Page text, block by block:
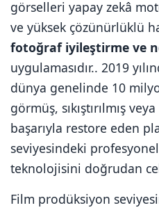
görselleri yapay zekâ
ve yüksek çözünürlüklü
fotoğraf iyileştirme ve
uygulamasıdır.. 2019
dünya genelinde 10
görmüş, sıkıştırılmış
başarıyla restore eden
seviyesindeki
teknolojisini doğrudan
Film prodüksiyon